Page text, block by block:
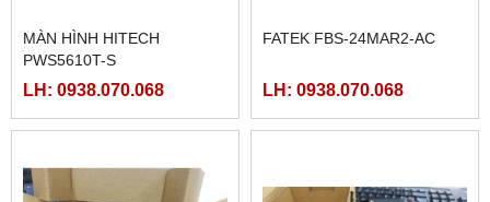
MÀN HÌNH HITECH
PWS5610T-S
LH: 0938.070.068
FATEK FBS-24MAR2-AC
LH: 0938.070.068